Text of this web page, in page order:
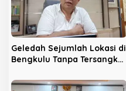
p
o
s
Geledah Sejumlah Lokasi di
Bengkulu Tanpa Tersangka,